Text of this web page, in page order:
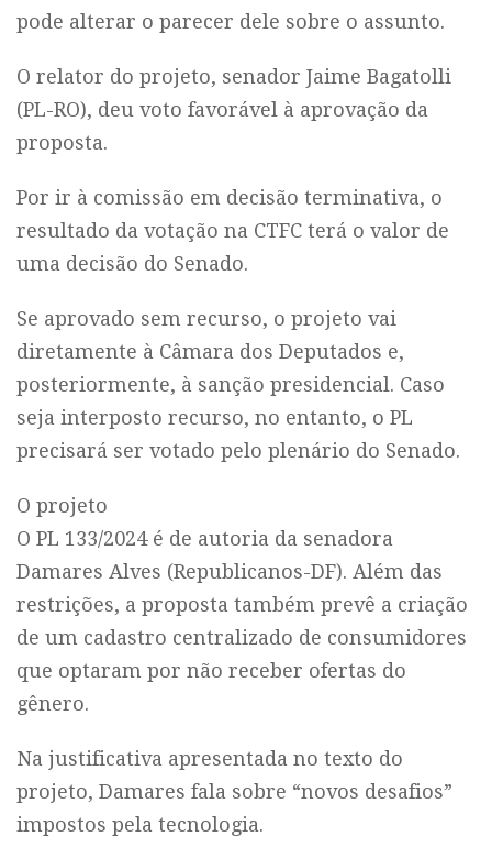
pode alterar o parecer dele sobre o assunto.
O relator do projeto, senador Jaime Bagatolli
(PL-RO), deu voto favorável à aprovação da
proposta.
Por ir à comissão em decisão terminativa, o
resultado da votação na CTFC terá o valor de
uma decisão do Senado.
Se aprovado sem recurso, o projeto vai
diretamente à Câmara dos Deputados e,
posteriormente, à sanção presidencial. Caso
seja interposto recurso, no entanto, o PL
precisará ser votado pelo plenário do Senado.
O projeto
O PL 133/2024 é de autoria da senadora
Damares Alves (Republicanos-DF). Além das
restrições, a proposta também prevê a criação
de um cadastro centralizado de consumidores
que optaram por não receber ofertas do
gênero.
Na justificativa apresentada no texto do
projeto, Damares fala sobre “novos desafios”
impostos pela tecnologia.